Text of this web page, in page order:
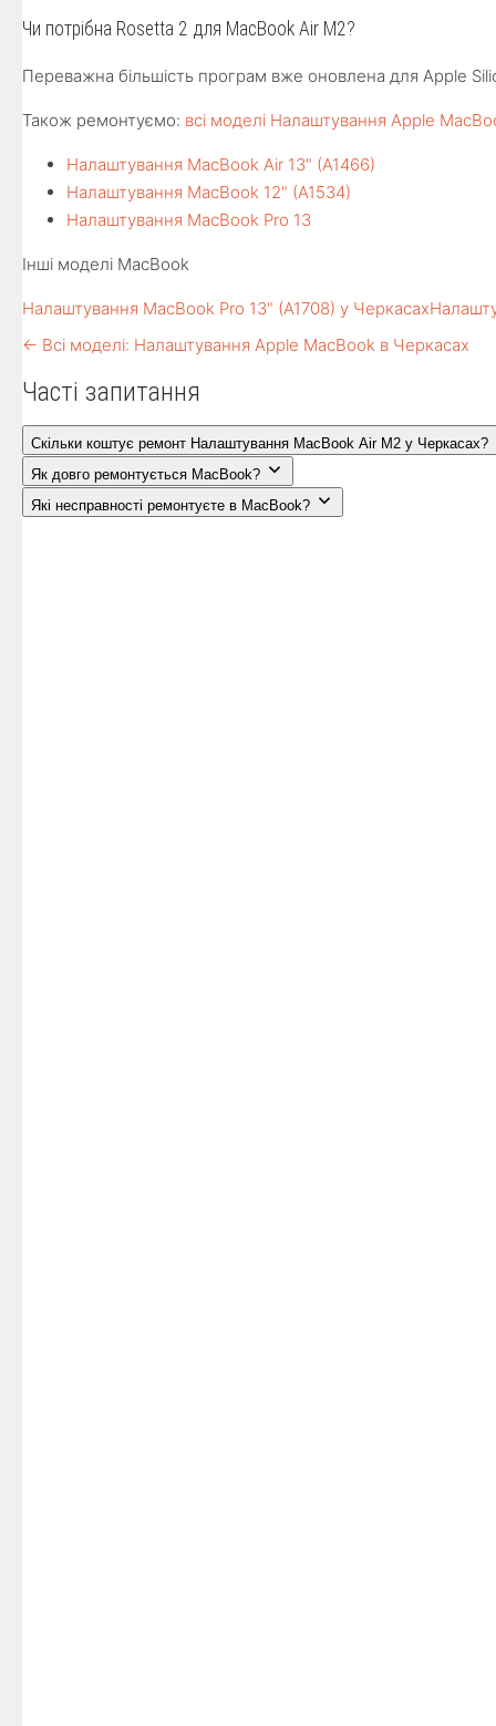
Чи потрібна Rosetta 2 для MacBook Air M2?
Переважна більшість програм вже оновлена для Apple
Також ремонтуємо: всі моделі Налаштування Apple
Налаштування MacBook Air 13" (A1466)
Налаштування MacBook 12" (A1534)
Налаштування MacBook Pro 13
Інші моделі MacBook
Налаштування MacBook Pro 13" (A1708) у Черкасах
← Всі моделі: Налаштування Apple MacBook в Черкасах
Часті запитання
Скільки коштує ремонт Налаштування MacBook Air M2 у Черкасах?
Як довго ремонтується MacBook?
Які несправності ремонтуєте в MacBook?